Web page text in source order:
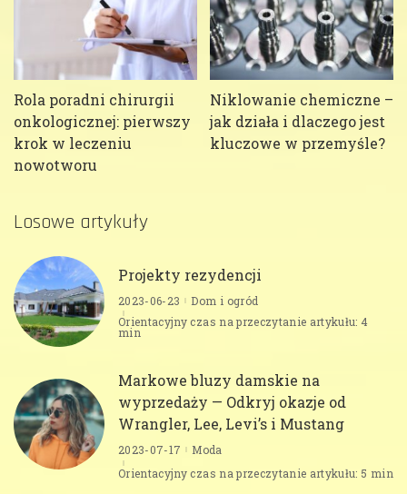
Rola poradni chirurgii
onkologicznej: pierwszy
krok w leczeniu
nowotworu
Niklowanie chemiczne –
jak działa i dlaczego jest
kluczowe w przemyśle?
Losowe artykuły
Projekty rezydencji
2023-06-23
Dom i ogród
Orientacyjny czas na przeczytanie artykułu: 4
min
Markowe bluzy damskie na
wyprzedaży — Odkryj okazje od
Wrangler, Lee, Levi’s i Mustang
2023-07-17
Moda
Orientacyjny czas na przeczytanie artykułu: 5 min